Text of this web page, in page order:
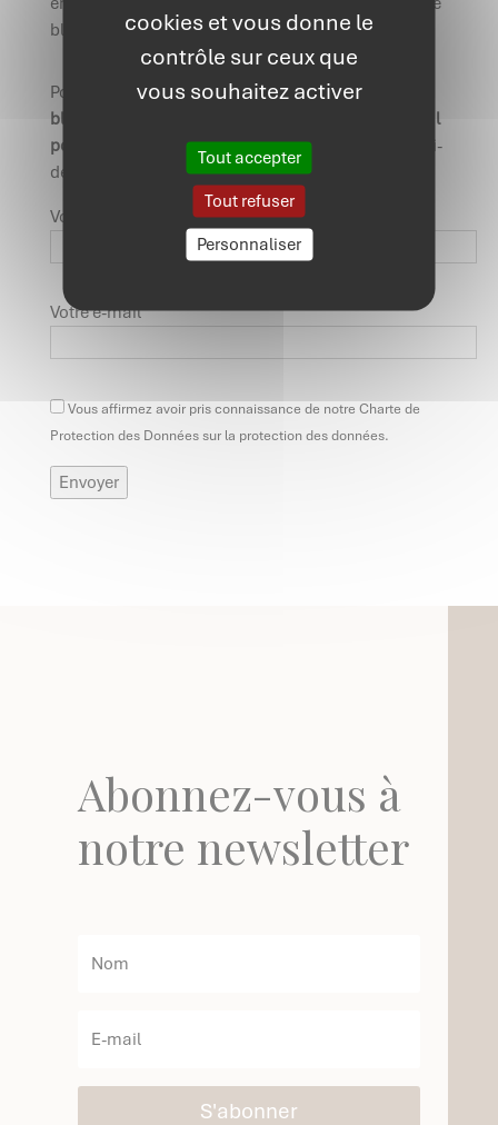
blanc !
Pour
télécharger notre livre
blanc
L’environnement financier, fiscal et social
pour monter sa start-up, complétez le formulaire ci-
dessous :
Votre nom
Votre e-mail
Vous affirmez avoir pris connaissance de notre Charte de
Protection des Données sur la protection des données.
Abonnez-vous à
notre newsletter
S'abonner
cookies et vous donne le
contrôle sur ceux que
vous souhaitez activer
Tout accepter
Tout refuser
Personnaliser